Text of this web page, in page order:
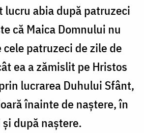
lucru abia după patruzeci
că Maica Domnului nu
cele patruzeci de zile de
ea a zămislit pe Hristos
lucrarea Duhului Sfânt,
înainte de naștere, în
după naștere.